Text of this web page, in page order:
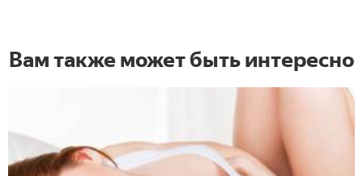
Вам также может быть интересно